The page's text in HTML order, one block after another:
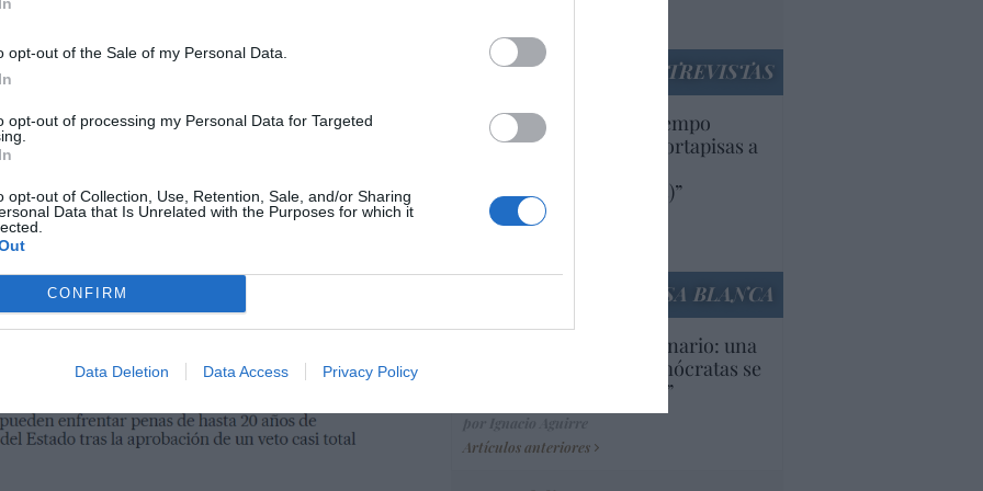
opt-out of the Sale of my Personal Data.
opt-out of processing my Personal Data for Targeted
opt-out of Collection, Use, Retention, Sale, and/or Sharing
Data that Is Unrelated with the Purposes for which it
CONFIRM
Data Deletion Data Access Privacy Policy
ejercía prácticas ilegales contratando a
latinos, pueden enfrentar penas de hasta
arrestos del Estado tras la aprobación de
embarazo", ¿lo ven? En realidad todo es
a tres pobres latinos, porque es un
El País con su información honesta y veraz.
ENTREVISTAS
“Europa lleva mucho tiempo
poniendo aranceles y cortapisas a
americanas (y europeas)”
por Ana Sánchez Arjona
LA CASA BLANCA
EEUU. Inquietante escenario: una
tercera parte de los demócratas se
define como “socialista”
Artículos anteriores